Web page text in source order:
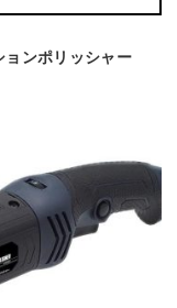
ンポリッシャー